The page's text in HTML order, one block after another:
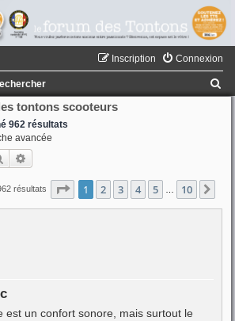
Connexion
Inscription
tontons scooteurs
962 résultats
avancée
Rechercher
résultats Page 1sur10
1 2 3 4 5 10
est un confort sonore, mais surtout le